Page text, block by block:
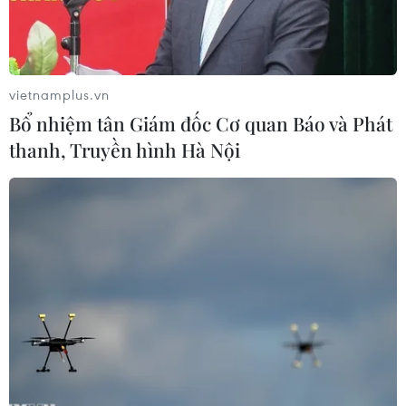
không tiền mặt Phủ Tây Hồ. (Ảnh: Việt Hùng/Vietnam+)
Sau hơn một năm triển khai thí điểm và mở
rộng ứng dụng công nghệ trông giữ xe không sử
vietnamplus.vn
Bổ nhiệm tân Giám đốc Cơ quan Báo và Phát
thanh, Truyền hình Hà Nội